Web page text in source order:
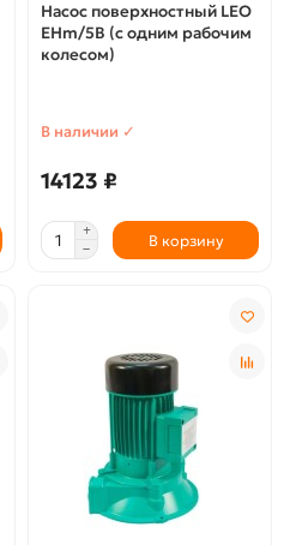
Насос поверхностный LEO
EHm/5B (с одним рабочим
колесом)
В наличии ✓
14123 ₽
В корзину